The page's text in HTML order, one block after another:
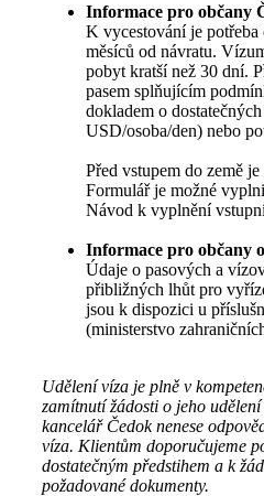
Informace pro občany
K vycestování je potřeba
měsíců od návratu.
pobyt kratší než 30 dní.
pasem splňujícím
dokladem o
USD/osoba/den) nebo
Před vstupem do země
Formulář je možné
Návod k vyplnění
Informace pro občany
Údaje o pasových a
přibližných lhůt pro
jsou k dispozici u
(ministerstvo
Udělení víza je plně v
zamítnutí žádosti o jeho
kancelář Čedok nenese
víza. Klientům doporučujeme
dostatečným předstihem a k
požadované dokumenty.